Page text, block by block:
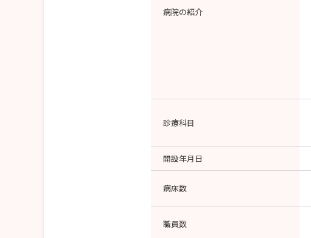
病院の紹介
診療科目
開設年月日
病床数
職員数